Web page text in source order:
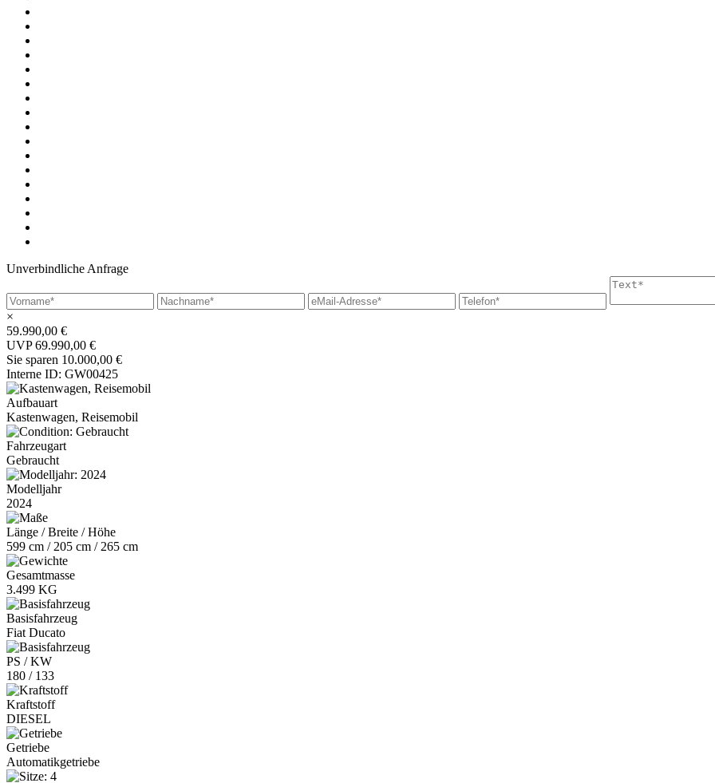
Unverbindliche Anfrage
×
59.990,00 €
UVP 69.990,00 €
Sie sparen 10.000,00 €
Interne ID: GW00425
Aufbauart
Kastenwagen, Reisemobil
Fahrzeugart
Gebraucht
Modelljahr
2024
Länge / Breite / Höhe
599 cm / 205 cm / 265 cm
Gesamtmasse
3.499 KG
Basisfahrzeug
Fiat Ducato
PS / KW
180 / 133
Kraftstoff
DIESEL
Getriebe
Automatikgetriebe